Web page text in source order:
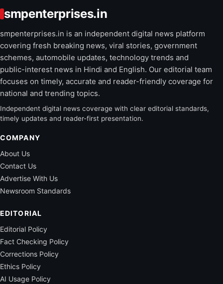
smpenterprises.in
smpenterprises.in is an independent digital news platform
covering fresh breaking news, viral stories, government
schemes, automobile updates, technology trends and
public-interest news in Hindi and English. Our editorial team
focuses on timely, accurate and reader-friendly coverage for
national and trending topics.
Independent digital news coverage with clear editorial standards,
timely updates and reader-first presentation.
COMPANY
About Us
Contact Us
Advertise With Us
Newsroom Standards
EDITORIAL
Editorial Policy
Fact Checking Policy
Corrections Policy
Ethics Policy
AI Usage Policy